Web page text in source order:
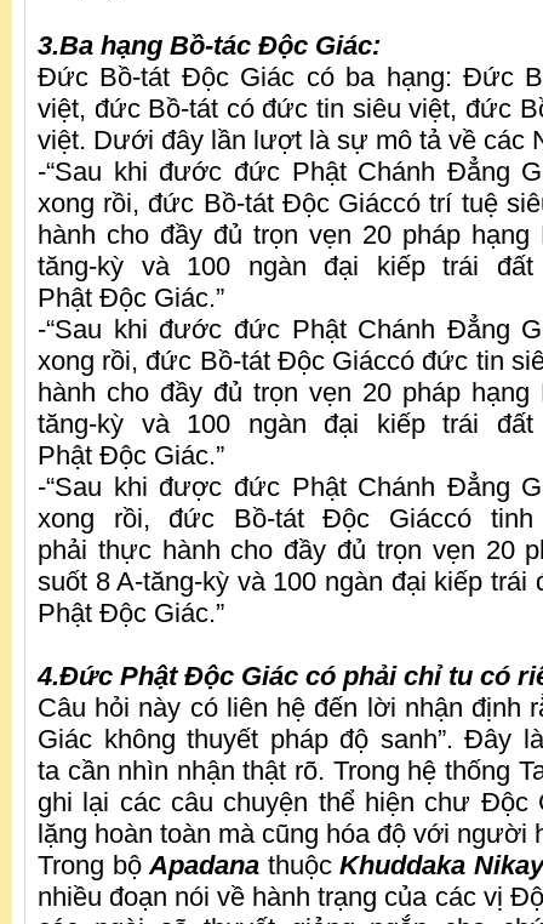
3.Ba hạng Bồ-tác Độc Giác:
Đức Bồ-tát Độc Giác có ba hạng: Đức
việt, đức Bồ-tát có đức tin siêu việt, đức
việt. Dưới đây lần lượt là sự mô tả về các
-“Sau khi đước đức Phật Chánh Đẳng
xong rồi, đức Bồ-tát Độc Giáccó trí tuệ
hành cho đầy đủ trọn vẹn 20 pháp hạng
tăng-kỳ và 100 ngàn đại kiếp trái
Phật Độc Giác.”
-“Sau khi đước đức Phật Chánh Đẳng
xong rồi, đức Bồ-tát Độc Giáccó đức tin
hành cho đầy đủ trọn vẹn 20 pháp hạng
tăng-kỳ và 100 ngàn đại kiếp trái
Phật Độc Giác.”
-“Sau khi được đức Phật Chánh Đẳng
xong rồi, đức Bồ-tát Độc Giáccó
phải thực hành cho đầy đủ trọn vẹn 20
suốt 8 A-tăng-kỳ và 100 ngàn đại kiếp trái
Phật Độc Giác.”
4.Đức Phật Độc Giác có phải chỉ tu có
Câu hỏi này có liên hệ đến lời nhận định
Giác không thuyết pháp độ sanh”. Đây
ta cần nhìn nhận thật rõ. Trong hệ thống
ghi lại các câu chuyện thể hiện chư Độc
lặng hoàn toàn mà cũng hóa độ với người
Trong bộApadana thuộcKhuddaka
nhiều đoạn nói về hành trạng của các vị